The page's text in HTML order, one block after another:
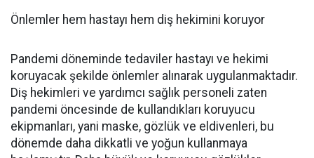
Önlemler hem hastayı hem diş hekimini koruyor
Pandemi döneminde tedaviler hastayı ve hekimi
koruyacak şekilde önlemler alınarak uygulanmaktadır.
Diş hekimleri ve yardımcı sağlık personeli zaten
pandemi öncesinde de kullandıkları koruyucu
ekipmanları, yani maske, gözlük ve eldivenleri, bu
dönemde daha dikkatli ve yoğun kullanmaya